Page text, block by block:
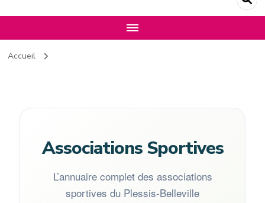
Accueil
Associations Sportives
L’annuaire complet des associations
sportives du Plessis-Belleville